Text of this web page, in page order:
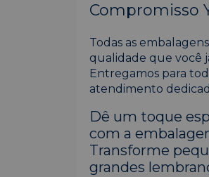
Compromisso
Todas as
qualidade que você
Entregamos para
atendimento
Dê um toque
com a
Transforme
grandes